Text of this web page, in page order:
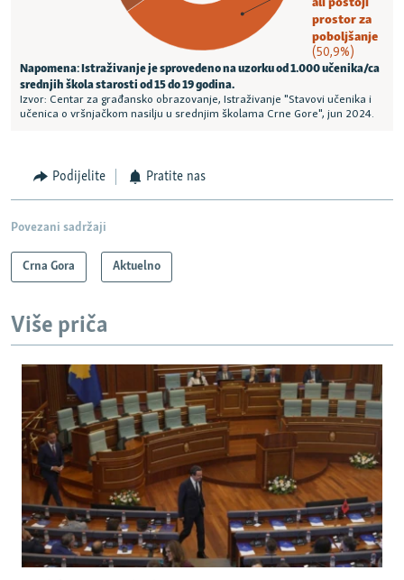
Podijelite Pratite nas
Povezani sadržaji
Crna Gora Aktuelno
Više priča